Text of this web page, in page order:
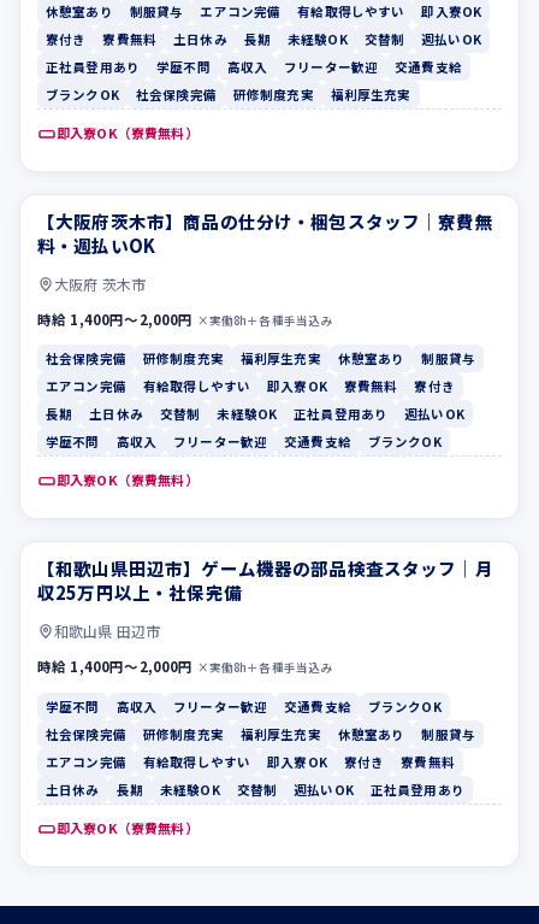
休憩室あり 制服貸与 エアコン完備 有給取得しやすい
即入寮OK
寮付き
寮費無料 土日休み 長期 未経験OK 交替制
週払いOK
正社員登用あり
学歴不問 高収入 フリーター歓迎
交通費支給
ブランクOK
社会保険完備 研修制度充実 福利厚生充実
即入寮OK（寮費無料）
社会保険完備 研修制度充実
【大阪府茨木市】商品の仕分け・梱包スタッフ｜寮費無
料・週払いOK
大阪府 茨木市
時給 1,400円〜2,000円 ×実働8h＋各種手当込み
社会保険完備 研修制度充実 福利厚生充実 休憩室あり
制服貸与
エアコン完備
有給取得しやすい 即入寮OK 寮費無料
寮付き
長期
土日休み 交替制 未経験OK 正社員登用あり
週払いOK
学歴不問
高収入 フリーター歓迎 交通費支給 ブランクOK
即入寮OK（寮費無料）
学歴不問 高収入
【和歌山県田辺市】ゲーム機器の部品検査スタッフ｜月
収25万円以上・社保完備
和歌山県 田辺市
時給 1,400円〜2,000円 ×実働8h＋各種手当込み
学歴不問 高収入 フリーター歓迎 交通費支給
ブランクOK
社会保険完備
研修制度充実 福利厚生充実 休憩室あり
制服貸与
エアコン完備
有給取得しやすい 即入寮OK 寮付き
寮費無料
土日休み
長期 未経験OK 交替制 週払いOK 正社員登用あり
即入寮OK（寮費無料）